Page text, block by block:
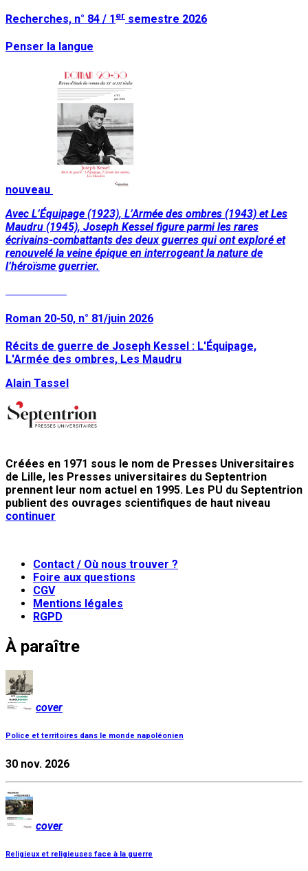
Recherches, n° 84 / 1 er semestre 2026
Penser la langue
nouveau
Avec L’Équipage (1923), L’Armée des ombres (1943) et Les
Maudru (1945), Joseph Kessel figure parmi les rares
écrivains-combattants des deux guerres qui ont exploré et
renouvelé la veine épique en interrogeant la nature de
l’héroïsme guerrier.
Roman 20-50, n° 81/juin 2026
Récits de guerre de Joseph Kessel : L'Équipage,
L'Armée des ombres, Les Maudru
Alain Tassel
Créées en 1971 sous le nom de Presses Universitaires
de Lille, les Presses universitaires du Septentrion
prennent leur nom actuel en 1995. Les PU du Septentrion
publient des ouvrages scientifiques de haut niveau
continuer
Contact / Où nous trouver ?
Foire aux questions
CGV
Mentions légales
RGPD
À paraître
cover
Police et territoires dans le monde napoléonien
30 nov. 2026
cover
Religieux et religieuses face à la guerre